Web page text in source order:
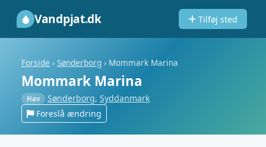
Vandpjat.dk Tilføj sted
Forside › Sønderborg › Mommark Marina
Mommark Marina
Hav Sønderborg, Syddanmark
Foreslå ændring